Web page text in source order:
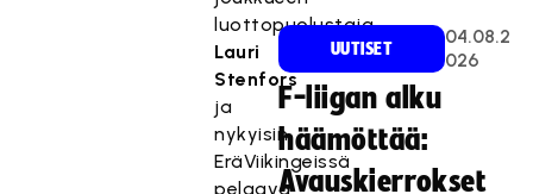
luottopuolustaja
Lauri
Stenfors
ja
nykyisin
EräViikingeissä
pelaava
UUTISET
04.08.2
026
F-liigan alku
häämöttää:
Avauskierrokset